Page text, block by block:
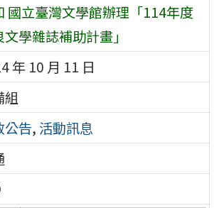
國立臺灣文學館辦理「114年度
學雜誌補助計畫」
年 10 月 11 日
組
公告, 活動訊息